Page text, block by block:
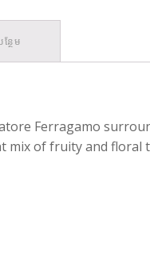
ថែម
Ferragamo
mix of fruity and